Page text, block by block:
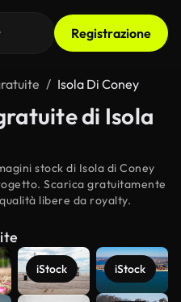
Registrazione
Isola Di Coney
di Isola
stock di Isola di Coney
Scarica gratuitamente
libere da royalty.
iStock iStock